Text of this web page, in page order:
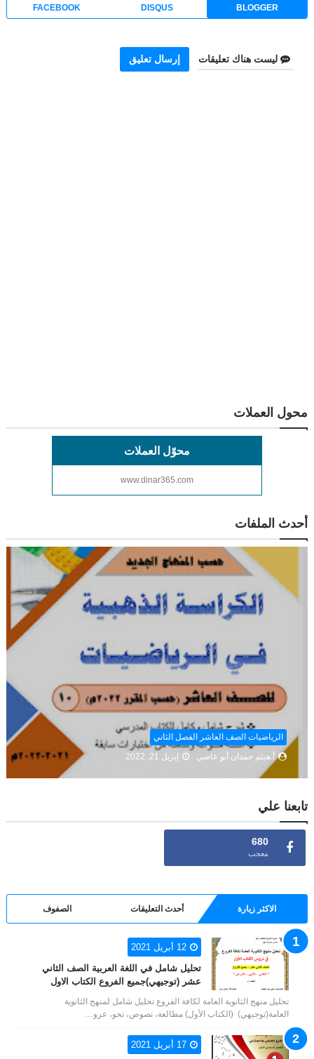
BLOGGER
DISQUS
FACEBOOK
ليست هناك تعليقات إرسال تعليق
محول العملات
محوّل العملات
www.dinar365.com
أحدث الملفات
الرياضيات الصف العاشر الفصل الثاني
أ.هيثم حمدان أبو عاصي
إبريل 21, 2022
تابعنا علي
680
معجب
الاكثر زيارة أحدث التعليقات الصفوف
12 أبريل 2021
تحليل شامل في اللغة العربية الصف الثاني
عشر (توجيهي)جميع الفروع الكتاب الاول
تحليل منهج الثانوية العامة لكافة الفروع تحليل شامل لمنهج الثانوية
العامة(توجيهي) (الكتاب الأول) مطالعة، نصوص، نحو، عرو…
17 أبريل 2021